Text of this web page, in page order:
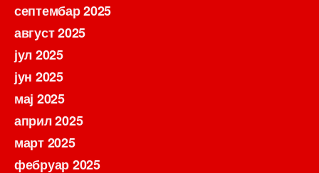
септембар 2025
август 2025
јул 2025
јун 2025
мај 2025
април 2025
март 2025
фебруар 2025